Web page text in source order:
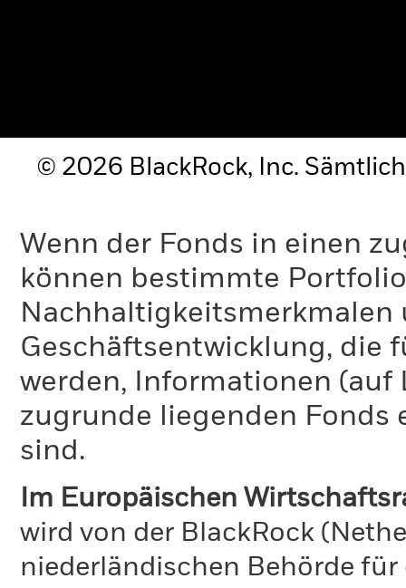
© 2026 BlackRock, Inc.
Wenn der Fonds in einen
können bestimmte
Nachhaltigkeitsmerkmalen
Geschäftsentwicklung, die
werden, Informationen
zugrunde liegenden Fonds
sind.
Im Europäischen
wird von der BlackRock
niederländischen Behörde